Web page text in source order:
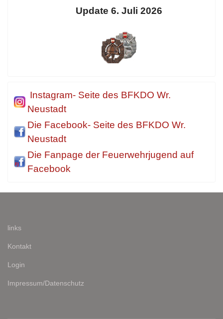
Update 6. Juli 2026
Instagram- Seite des BFKDO Wr.
Neustadt
Die Facebook- Seite des BFKDO Wr.
Neustadt
Die Fanpage der Feuerwehrjugend auf
Facebook
links
Kontakt
Login
Impressum/Datenschutz